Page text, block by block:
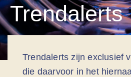
Trendalerts
Trendalerts zijn exclusief
die daarvoor in het